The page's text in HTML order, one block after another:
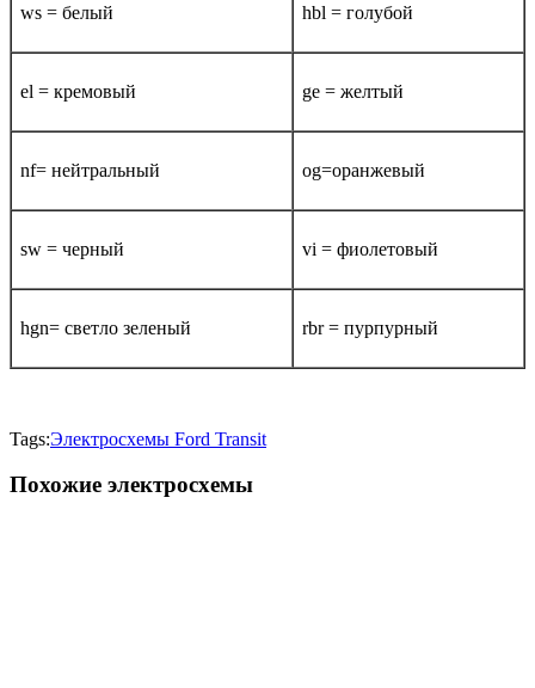
ws = белый hbl = голубой
el = кремовый ge = желтый
nf= нейтральный og=оранжевый
sw = черный vi = фиолетовый
hgn= светло зеленый rbr = пурпурный
Tags:Электросхемы Ford Transit
Похожие электросхемы